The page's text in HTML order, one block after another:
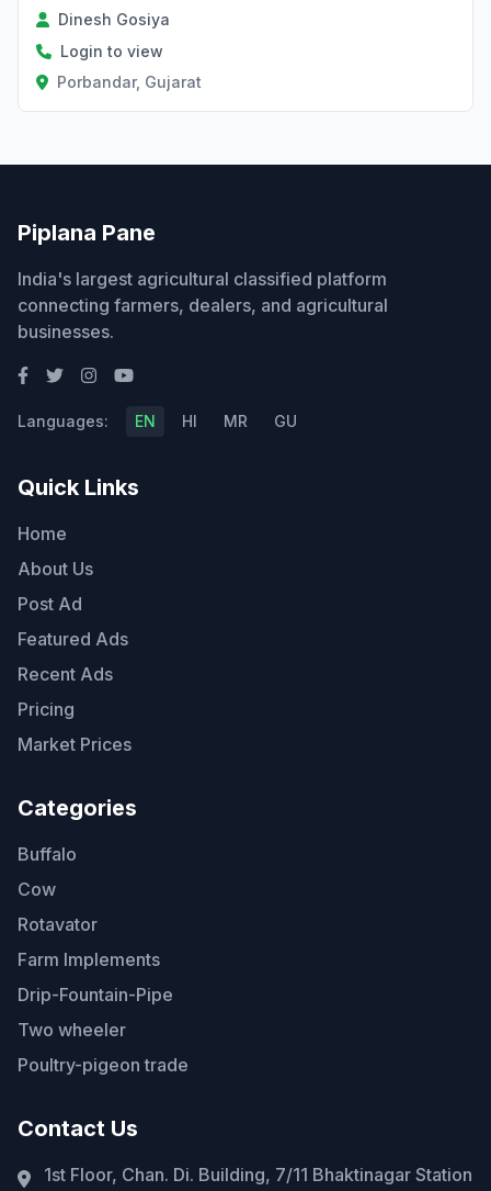
Dinesh Gosiya
Login to view
Porbandar, Gujarat
Piplana Pane
India's largest agricultural classified platform
connecting farmers, dealers, and agricultural
businesses.
Languages: EN HI MR GU
Quick Links
Home
About Us
Post Ad
Featured Ads
Recent Ads
Pricing
Market Prices
Categories
Buffalo
Cow
Rotavator
Farm Implements
Drip-Fountain-Pipe
Two wheeler
Poultry-pigeon trade
Contact Us
1st Floor, Chan. Di. Building, 7/11 Bhaktinagar Station